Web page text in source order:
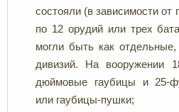
состояли (в зависимости от
по 12 орудий или трех
могли быть как
дивизий. На вооружении
дюймовые гаубицы и 25-
или гаубицы-пушки;